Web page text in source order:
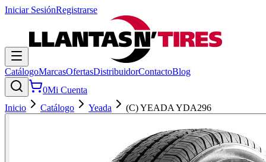
Iniciar SesiónRegistrarse
CatálogoMarcasOfertasDistribuidorContactoBlog
0Mi Cuenta
Inicio
Catálogo Yeada (C) YEADA YDA296